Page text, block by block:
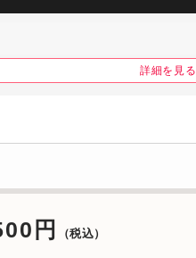
詳細を見る
円 （税込）